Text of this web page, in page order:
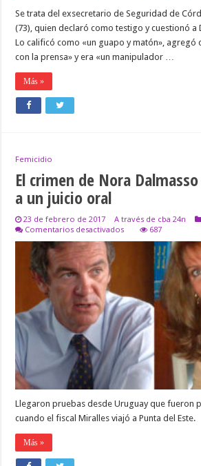
DESVIÓ
LA
INVESTIGACIÓN
Se trata del exsecretario de Seguridad de
(73), quien declaró como testigo y cuestionó a
Lo calificó como «un guapo y matón», agregó
con la prensa» y era «un manipulador …
Más »
Femicidio
El crimen de Nora
a un juicio oral
23 de febrero de 2017 A través de cba 24n
Comentarios desactivadosen
El
Dalmasso
aproxima
a
un
juicio
oral
687
Llegaron pruebas desde Uruguay que fueron
cuando el fiscal Miralles viajó a Punta del Este.
Más »